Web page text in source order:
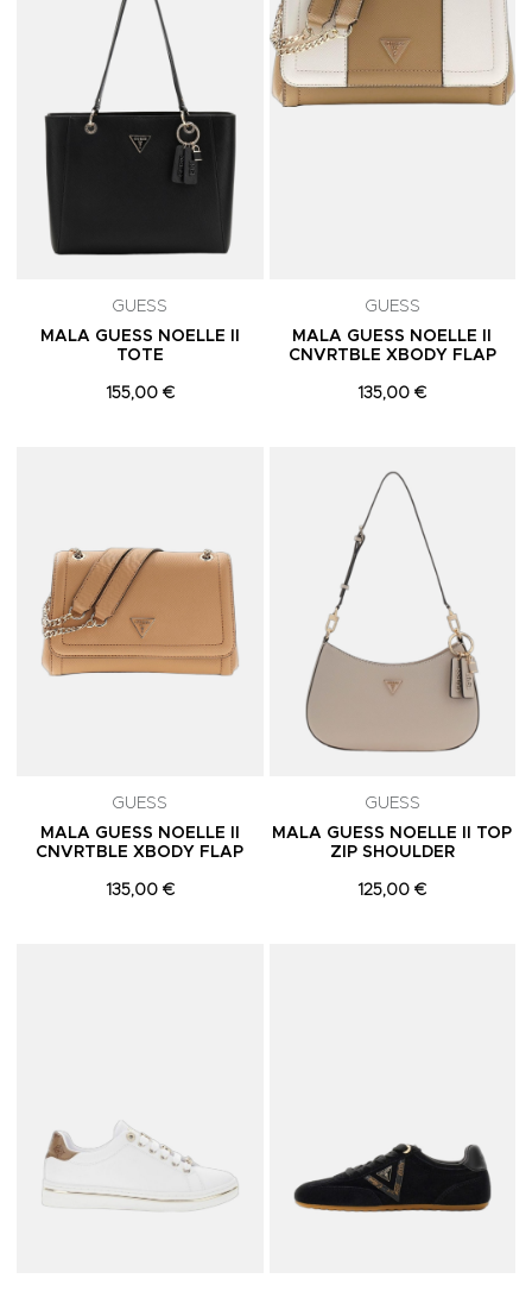
GUESS
MALA GUESS NOELLE II
TOTE
155,00 €
GUESS
MALA GUESS NOELLE II
CNVRTBLE XBODY FLAP
135,00 €
GUESS
MALA GUESS NOELLE II
CNVRTBLE XBODY FLAP
135,00 €
GUESS
MALA GUESS NOELLE II TOP
ZIP SHOULDER
125,00 €